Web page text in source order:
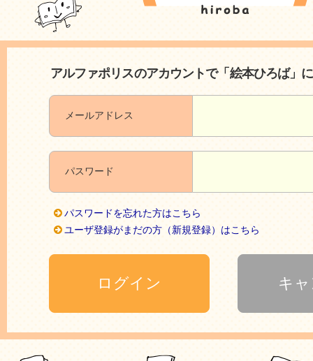
アルファポリスのアカウントで「絵本ひろば」
メールアドレス
パスワード
パスワードを忘れた方はこちら
ユーザ登録がまだの方（新規登録）はこちら